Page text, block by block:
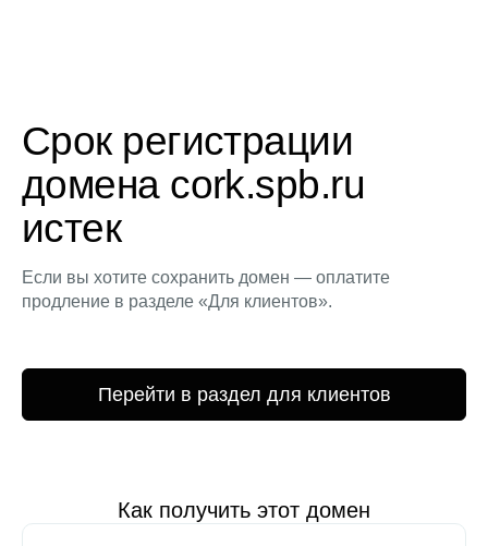
Срок регистрации
домена cork.spb.ru
истек
Если вы хотите сохранить домен — оплатите
продление в разделе «Для клиентов».
Перейти в раздел для клиентов
Как получить этот домен